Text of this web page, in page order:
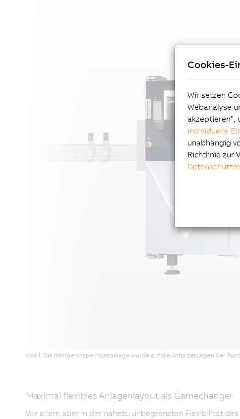
iXcell: Die Röntgeninspektionsanlage wurde auf die Anforderungen der
Maximal flexibles Anlagenlayout als Gamechanger
Vor allem aber in der nahezu unbegrenzten Flexibilität
Cookies-
Wir setzen
Webanalyse
akzeptieren",
individuelle
unabhängig
Richtlinie zur